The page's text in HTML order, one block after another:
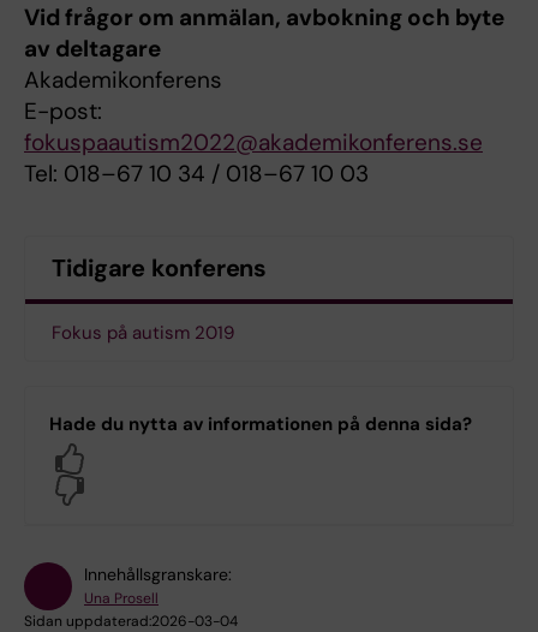
Vid frågor om anmälan, avbokning och byte
av deltagare
Akademikonferens
E-post:
fokuspaautism2022@akademikonferens.se
Tel: 018–67 10 34 / 018–67 10 03
Tidigare konferens
Fokus på autism 2019
Hade du nytta av informationen på denna sida?
Innehållsgranskare:
Una Prosell
Sidan uppdaterad:2026-03-04